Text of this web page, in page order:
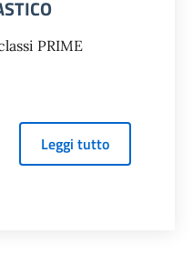
PRIME
Leggi tuttoabout